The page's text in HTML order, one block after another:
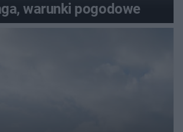
warunki pogodowe